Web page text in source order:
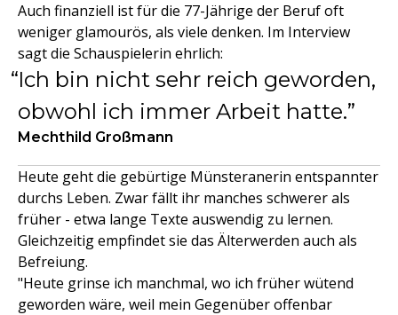
Auch finanziell ist für die 77-Jährige der Beruf oft
weniger glamourös, als viele denken. Im Interview
sagt die Schauspielerin ehrlich:
Ich bin nicht sehr reich geworden,
obwohl ich immer Arbeit hatte.
Mechthild Großmann
Heute geht die gebürtige Münsteranerin entspannter
durchs Leben. Zwar fällt ihr manches schwerer als
früher - etwa lange Texte auswendig zu lernen.
Gleichzeitig empfindet sie das Älterwerden auch als
Befreiung.
"Heute grinse ich manchmal, wo ich früher wütend
geworden wäre, weil mein Gegenüber offenbar